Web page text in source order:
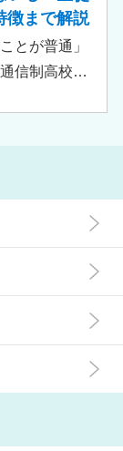
の違い、メ
いて解説し
信制高校に
生終了」で
信制高校で
に行くこと
説します。
徴まで解説
とが普通」
信制高校へ
いう、先入
れません。
まな生徒が
記事では、通
生徒が通っ
に向いてい